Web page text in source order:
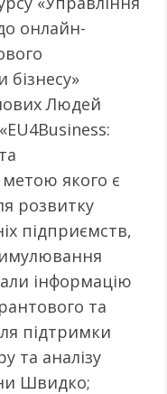
онлайн-
бізнесу»
Людей
метою якого є
розвитку
підприємств,
інформацію
та
підтримки
та аналізу
Швидко;